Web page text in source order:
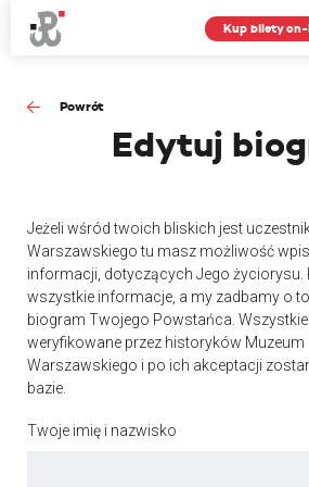
Kup bilety
Powrót
Edytuj
Jeżeli wśród twoich bliskich jest
Warszawskiego tu masz możliwość
informacji, dotyczących Jego życiorysu.
wszystkie informacje, a my zadbamy o
biogram Twojego Powstańca.
weryfikowane przez historyków Muzeum
Warszawskiego i po ich akceptacji
bazie.
Twoje imię i nazwisko